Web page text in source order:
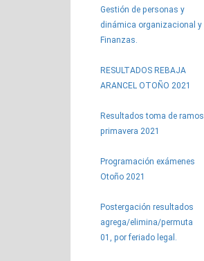
Gestión de personas y
dinámica organizacional y
Finanzas.
RESULTADOS REBAJA
ARANCEL OTOÑO 2021
Resultados toma de ramos
primavera 2021
Programación exámenes
Otoño 2021
Postergación resultados
agrega/elimina/permuta
01, por feriado legal.